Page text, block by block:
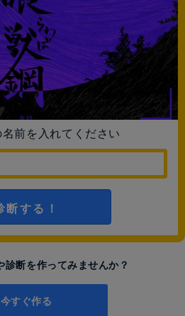
前を入れてください
断する！
診断を作ってみませんか？
今すぐ作る